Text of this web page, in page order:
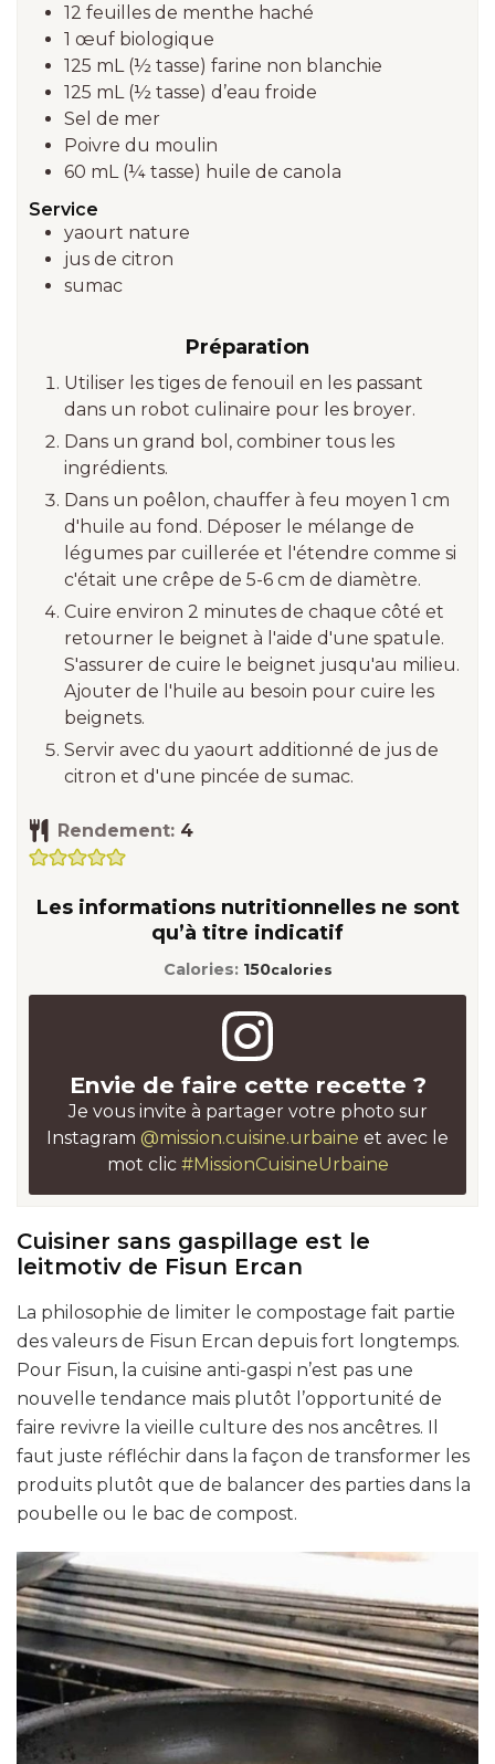
12 feuilles de menthe haché
1 œuf biologique
125 mL (½ tasse) farine non blanchie
125 mL (½ tasse) d’eau froide
Sel de mer
Poivre du moulin
60 mL (¼ tasse) huile de canola
Service
yaourt nature
jus de citron
sumac
Préparation
Utiliser les tiges de fenouil en les passant
dans un robot culinaire pour les broyer.
Dans un grand bol, combiner tous les
ingrédients.
Dans un poêlon, chauffer à feu moyen 1 cm
d'huile au fond. Déposer le mélange de
légumes par cuillerée et l'étendre comme si
c'était une crêpe de 5-6 cm de diamètre.
Cuire environ 2 minutes de chaque côté et
retourner le beignet à l'aide d'une spatule.
S'assurer de cuire le beignet jusqu'au milieu.
Ajouter de l'huile au besoin pour cuire les
beignets.
Servir avec du yaourt additionné de jus de
citron et d'une pincée de sumac.
Rendement: 4
Les informations nutritionnelles ne sont
qu’à titre indicatif
Calories: 150calories
Envie de faire cette recette ?
Je vous invite à partager votre photo sur
Instagram @mission.cuisine.urbaine et avec le
mot clic #MissionCuisineUrbaine
Cuisiner sans gaspillage est le
leitmotiv de Fisun Ercan
La philosophie de limiter le compostage fait partie
des valeurs de Fisun Ercan depuis fort longtemps.
Pour Fisun, la cuisine anti-gaspi n’est pas une
nouvelle tendance mais plutôt l’opportunité de
faire revivre la vieille culture des nos ancêtres. Il
faut juste réfléchir dans la façon de transformer les
produits plutôt que de balancer des parties dans la
poubelle ou le bac de compost.